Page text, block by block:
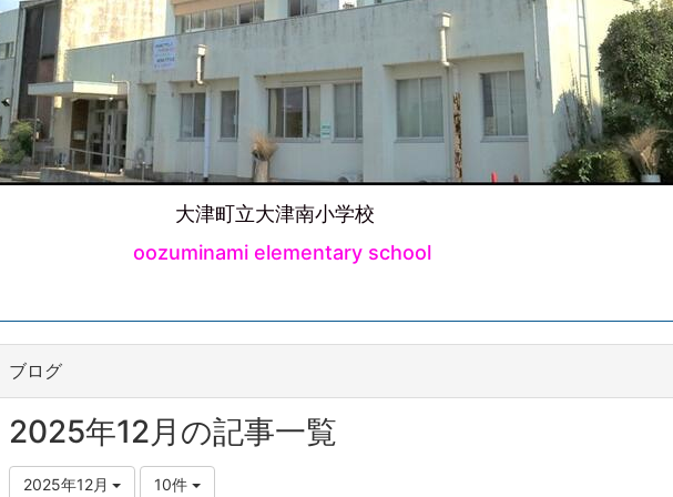
大津町立大津南小学校
oozuminami elementary school
ブログ
2025年12月の記事一覧
2025年12月 10件